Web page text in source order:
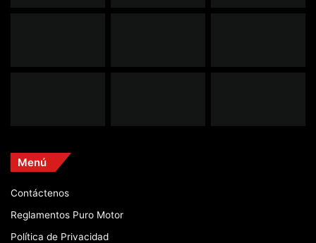
Menú
Contáctenos
Reglamentos Puro Motor
Política de Privacidad